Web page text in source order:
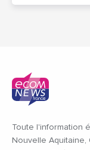
Toute l'information
Nouvelle Aquitaine,